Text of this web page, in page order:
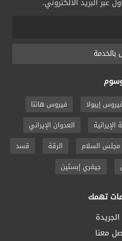
إيبولا
فيروس هانتا
الإيرانية
العدوان الإيراني
مجلس السلام الرقة
قسد
جيفري إبستين
تهمك
معنا